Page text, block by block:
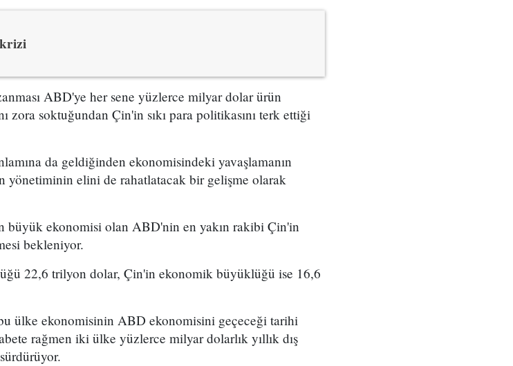
ABD'ye her sene yüzlerce milyar dolar ürün
zora soktuğundan Çin'in sıkı para politikasını terk ettiği
da geldiğinden ekonomisindeki yavaşlamanın
yönetiminin elini de rahatlatacak bir gelişme olarak
büyük ekonomisi olan ABD'nin en yakın rakibi Çin'in
bekleniyor.
22,6 trilyon dolar, Çin'in ekonomik büyüklüğü ise 16,6
ülke ekonomisinin ABD ekonomisini geçeceği tarihi
rağmen iki ülke yüzlerce milyar dolarlık yıllık dış